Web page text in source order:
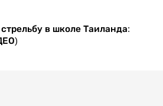
в школе Таиланда: